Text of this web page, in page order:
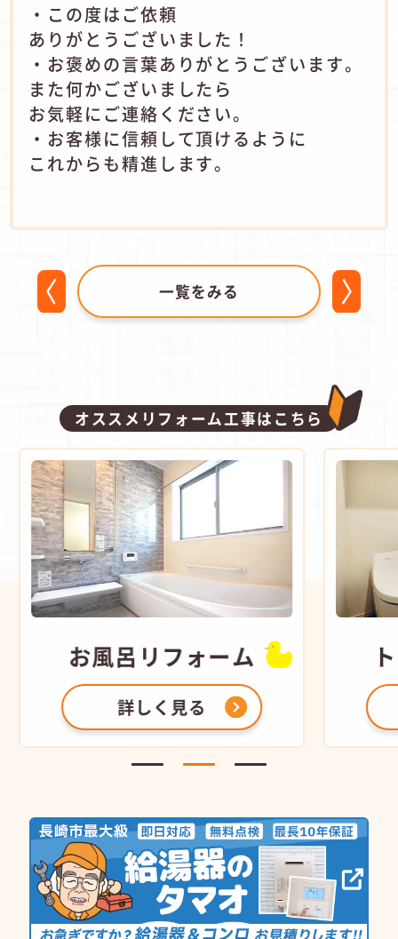
・この度はご依頼
ありがとうございました！
・お褒めの言葉ありがとうございます。
また何かございましたら
お気軽にご連絡ください。
・お客様に信頼して頂けるように
これからも精進します。
一覧をみる
オススメリフォーム工事はこちら
お風呂 リフォーム
詳しく見る